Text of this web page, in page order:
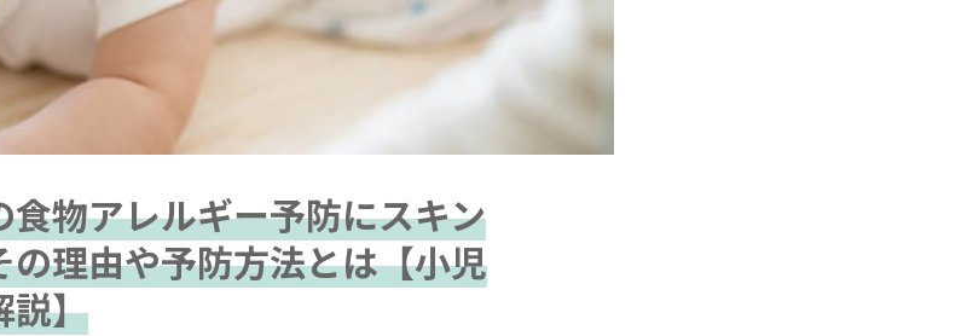
食物アレルギー予防にスキン
の理由や予防方法とは【小児
説】